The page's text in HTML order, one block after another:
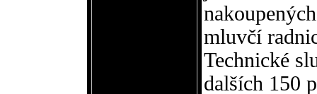
mluvčí
Technické
dalších 150